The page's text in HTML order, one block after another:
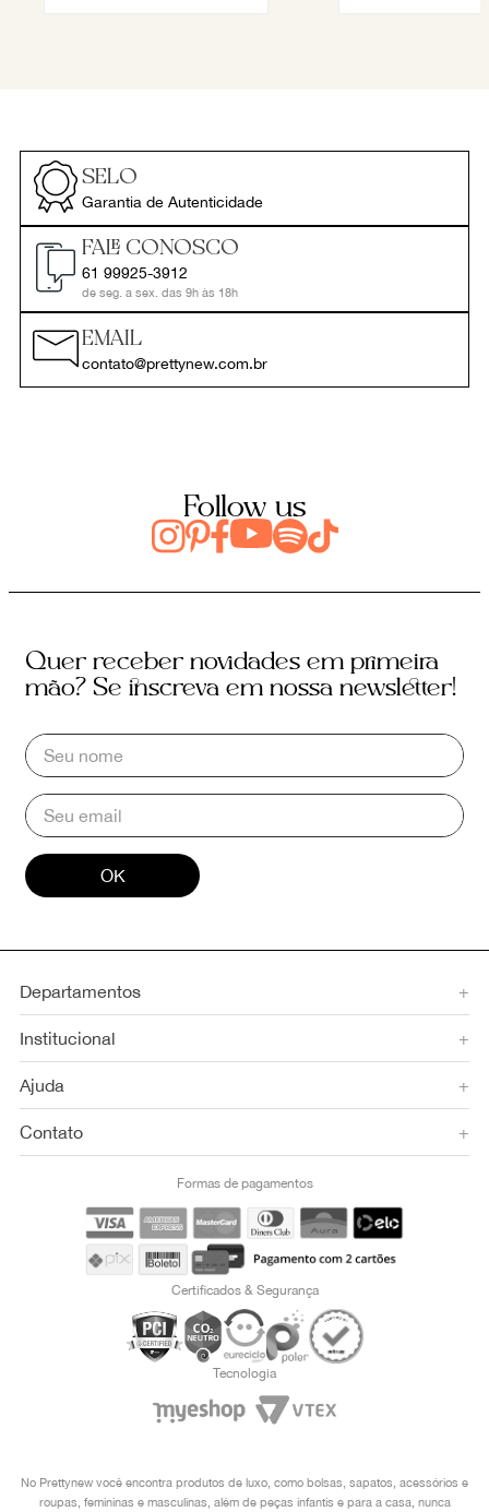
SELO
Garantia de Autenticidade
FALE CONOSCO
61 99925-3912
de seg. a sex. das 9h às 18h
EMAIL
contato@prettynew.com.br
Follow us
Quer receber novidades em primeira
mão? Se inscreva em nossa newsletter!
OK
Departamentos +
Institucional +
Ajuda +
Contato +
Formas de pagamentos
Certificados & Segurança
Tecnologia
No Prettynew você encontra produtos de luxo, como bolsas, sapatos, acessórios e
roupas, femininas e masculinas, além de peças infantis e para a casa, nunca